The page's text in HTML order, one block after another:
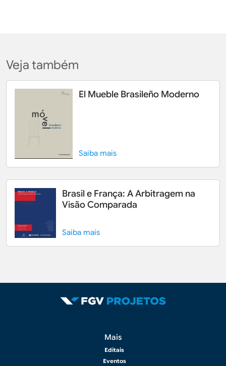
Veja também
El Mueble Brasileño Moderno
Saiba mais
Brasil e França: A Arbitragem na
Visão Comparada
Saiba mais
Mais
Editais
Eventos